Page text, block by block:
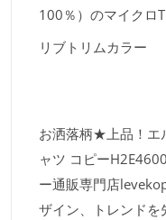
100％）のマイクロ
リブトリムカラー
お洒落柄★上品！エ
ャツ コピー
ー通販専門店
ザイン、トレンドを